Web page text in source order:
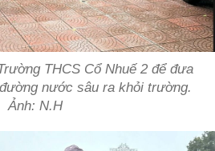
THCS Cổ Nhuế 2 để đưa
nước sâu ra khỏi trường.
Ảnh: N.H